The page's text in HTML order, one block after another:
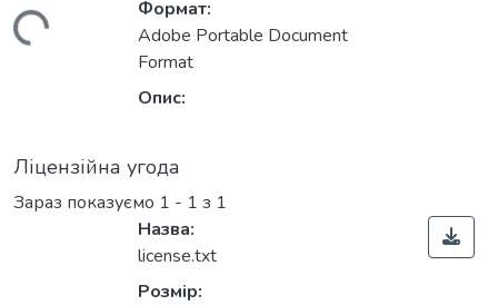
Формат:
Adobe Portable Document
Format
Опис:
Ліцензійна угода
Зараз показуємо 1 - 1 з 1
Назва:
license.txt
Розмір: